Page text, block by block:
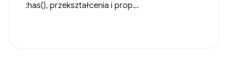
:has(), przekształcenia i prop...